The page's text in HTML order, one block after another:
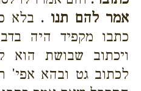
אמר להם תנו . בלא
כתבו מקפיד היה
ויכתוב שבושת הוא
לכתוב גט ובהא אפי'